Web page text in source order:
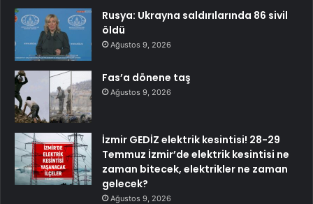
Rusya: Ukrayna saldırılarında 86 sivil
öldü
Ağustos 9, 2026
Fas’a dönene taş
Ağustos 9, 2026
İzmir GEDİZ elektrik kesintisi! 28-29
Temmuz İzmir’de elektrik kesintisi ne
zaman bitecek, elektrikler ne zaman
gelecek?
Ağustos 9, 2026